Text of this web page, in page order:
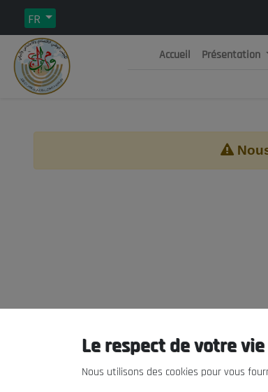
FR
Accueil Présentation
Le CNESE
Le respect de votre
Nous utilisons des cookies pour vous